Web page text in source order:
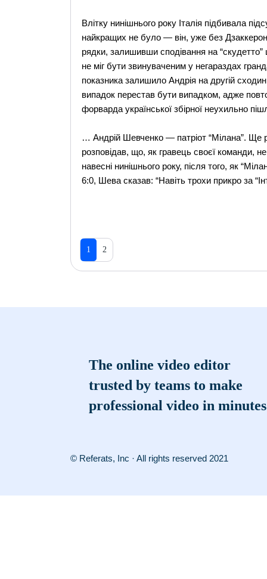
Влітку нинішнього року Італія підбивала
найкращих не було — він, уже без
рядки, залишивши сподівання на
не міг бути звинуваченим у негараздах
показника залишило Андрія на другій
випадок перестав бути випадком, адже
форварда української збірної неухильно
… Андрій Шевченко — патріот “Мілана”. Ще
розповідав, що, як гравець своєї команди, не
навесні нинішнього року, після того, як
6:0, Шева сказав: “Навіть трохи прикро за
1 2
The online video editor
trusted by teams to make
professional video in minutes
© Referats, Inc · All rights reserved 2021